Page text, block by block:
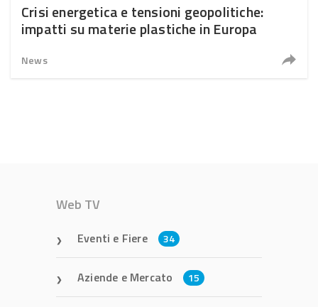
Crisi energetica e tensioni geopolitiche:
impatti su materie plastiche in Europa
News
Web TV
Eventi e Fiere 34
Aziende e Mercato 15